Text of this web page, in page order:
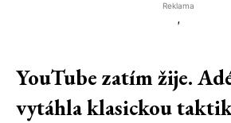
Reklama
'
YouTube zatím žije.
vytáhla klasickou